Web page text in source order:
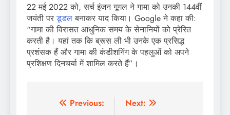
22 मई 2022 को, सर्च इंजन गूगल ने गामा को उनकी 144वीं
जयंती परडूडलबनाकर याद किया। Google ने कहा की:
“गामा की विरासत आधुनिक समय के सेनानियों को प्रेरित
करती है। यहां तक कि ब्रूस ली भी उनके एक प्रसिद्ध
प्रशंसक हैं और गामा की कंडीशनिंग के पहलुओं को अपने
प्रशिक्षण दिनचर्या में शामिल करते हैं”।
Post
Previous:
Next: